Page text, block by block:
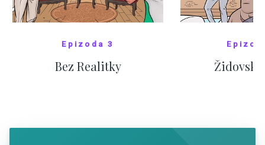
Epizoda 3
Bez Realitky